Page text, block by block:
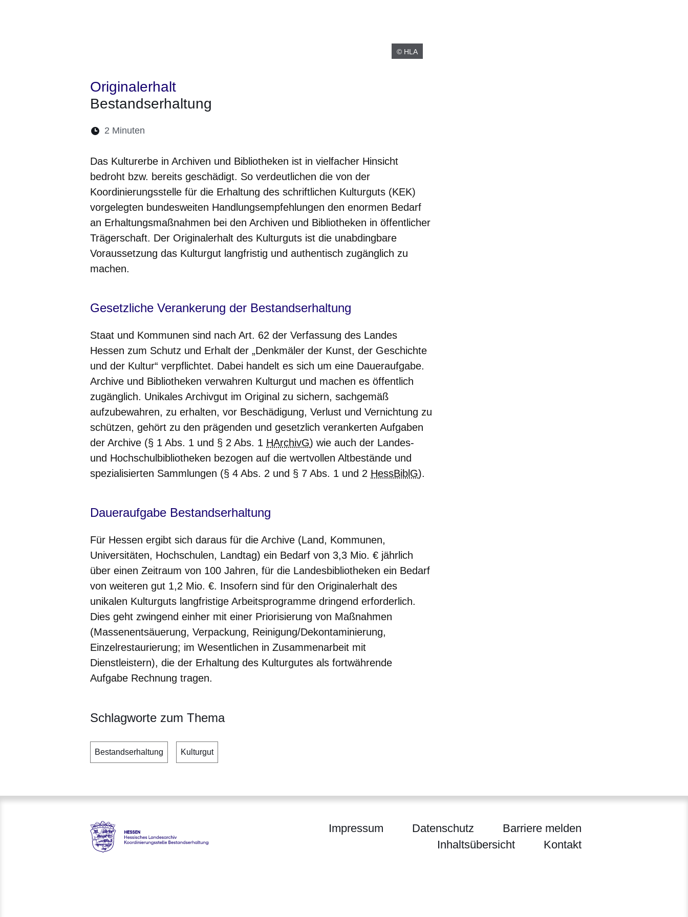
© HLA
Originalerhalt
Bestandserhaltung
Lesedauer:
2 Minuten
Das Kulturerbe in Archiven und Bibliotheken ist in vielfacher Hinsicht
bedroht bzw. bereits geschädigt. So verdeutlichen die von der
Koordinierungsstelle für die Erhaltung des schriftlichen Kulturguts (KEK)
vorgelegten bundesweiten Handlungsempfehlungen den enormen Bedarf
an Erhaltungsmaßnahmen bei den Archiven und Bibliotheken in öffentlicher
Trägerschaft. Der Originalerhalt des Kulturguts ist die unabdingbare
Voraussetzung das Kulturgut langfristig und authentisch zugänglich zu
machen.
Gesetzliche Verankerung der Bestandserhaltung
Staat und Kommunen sind nach Art. 62 der Verfassung des Landes
Hessen zum Schutz und Erhalt der „Denkmäler der Kunst, der Geschichte
und der Kultur“ verpflichtet. Dabei handelt es sich um eine Daueraufgabe.
Archive und Bibliotheken verwahren Kulturgut und machen es öffentlich
zugänglich. Unikales Archivgut im Original zu sichern, sachgemäß
aufzubewahren, zu erhalten, vor Beschädigung, Verlust und Vernichtung zu
schützen, gehört zu den prägenden und gesetzlich verankerten Aufgaben
der Archive (§ 1 Abs. 1 und § 2 Abs. 1 HArchivG) wie auch der Landes-
und Hochschulbibliotheken bezogen auf die wertvollen Altbestände und
spezialisierten Sammlungen (§ 4 Abs. 2 und § 7 Abs. 1 und 2 HessBiblG).
Daueraufgabe Bestandserhaltung
Für Hessen ergibt sich daraus für die Archive (Land, Kommunen,
Universitäten, Hochschulen, Landtag) ein Bedarf von 3,3 Mio. € jährlich
über einen Zeitraum von 100 Jahren, für die Landesbibliotheken ein Bedarf
von weiteren gut 1,2 Mio. €. Insofern sind für den Originalerhalt des
unikalen Kulturguts langfristige Arbeitsprogramme dringend erforderlich.
Dies geht zwingend einher mit einer Priorisierung von Maßnahmen
(Massenentsäuerung, Verpackung, Reinigung/Dekontaminierung,
Einzelrestaurierung; im Wesentlichen in Zusammenarbeit mit
Dienstleistern), die der Erhaltung des Kulturgutes als fortwährende
Aufgabe Rechnung tragen.
Schlagworte zum Thema
Bestandserhaltung Kulturgut
Impressum Datenschutz
Barriere melden
Inhaltsübersicht
Kontakt